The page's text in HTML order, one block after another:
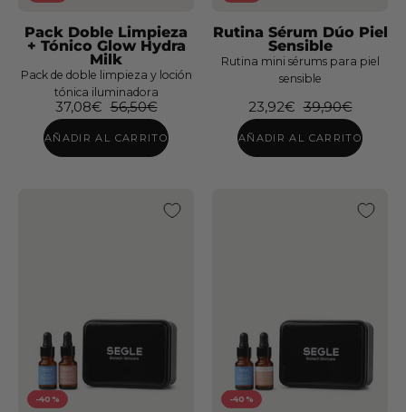
Pack
Sérum
Espuma
Solar
SPF
y
3x2
SPF
50+
Pack Doble Limpieza
+ Tónico Glow Hydra
Milk
Pack de doble limpieza y loción
tónica iluminadora
37,08€ 56,50€
AÑADIR AL CARRITO
Sérum
Dúo
Piel
Sensible
Rutina Sérum Dúo Piel
Sensible
Rutina mini sérums para piel
sensible
23,92€ 39,90€
AÑADIR AL CARRITO
-40% -40%